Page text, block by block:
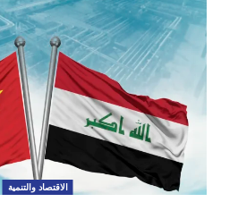
الاقتصاد والتنمية